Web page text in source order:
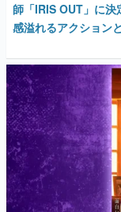
師「IRIS OUT」に
感溢れるアクション